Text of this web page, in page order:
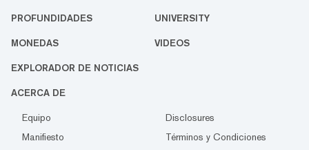
PROFUNDIDADES UNIVERSITY
MONEDAS VIDEOS
EXPLORADOR DE NOTICIAS
ACERCA DE
Equipo
Disclosures
Manifiesto
Términos y Condiciones